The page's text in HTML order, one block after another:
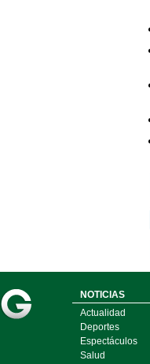
NOTICIAS
Actualidad
Deportes
Espectáculos
Salud